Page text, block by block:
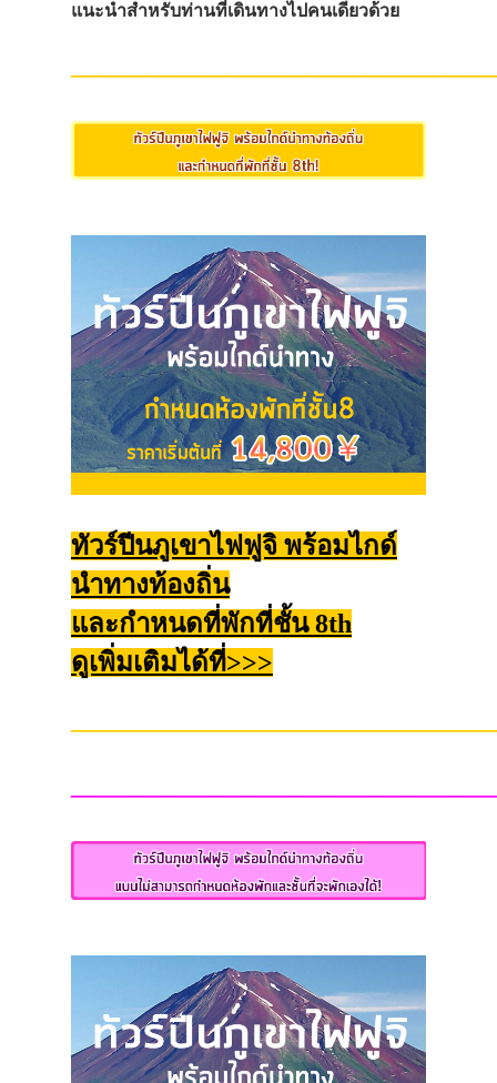
แนะนำสำหรับท่านที่เดินทางไปคนเดียวด้วย
ทัวร์ปีนภูเขาไฟฟูจิ พร้อมไกด์
นำทางท้องถิ่น
และกำหนดที่พักที่ชั้น 8th
ดูเพิ่มเติมได้ที่>>>